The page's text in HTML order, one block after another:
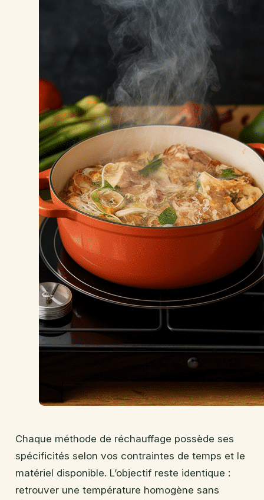
Chaque méthode de réchauffage possède ses
spécificités selon vos contraintes de temps et le
matériel disponible. L’objectif reste identique :
retrouver une température homogène sans